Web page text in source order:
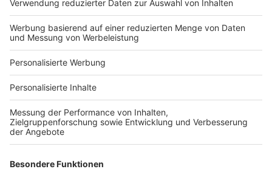
Hausanbieter-Suche
Bauprojekt-Profil
Für Unternehmen
Ihre Baufirma auf bauen.de
Kostenloses Infogespräch